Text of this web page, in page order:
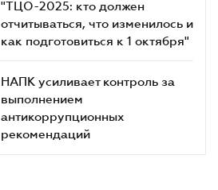
"ТЦО-2025: кто должен
отчитываться, что изменилось и
как подготовиться к 1 октября"
НАПК усиливает контроль за
выполнением
антикоррупционных
рекомендаций